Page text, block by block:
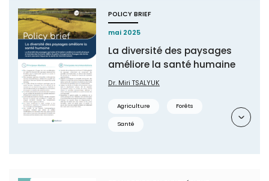
POLICY BRIEF
mai 2025
La diversité des paysages
améliore la santé humaine
Dr. Miri TSALYUK
Agriculture Forêts
Santé